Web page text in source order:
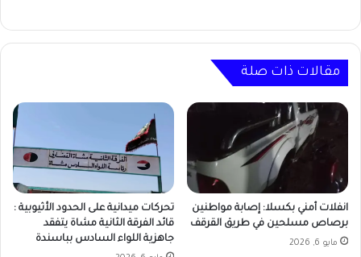
مقالات ذات صلة
انفلات أمني بكسلا: إصابة مواطنين
برصاص مسلحين في طريق القرقف
مايو 6, 2026
تحركات ميدانية على الحدود الأثيوبية :
قائد الفرقة الثانية مشاة يتفقد
جاهزية اللواء السادس بباسندة